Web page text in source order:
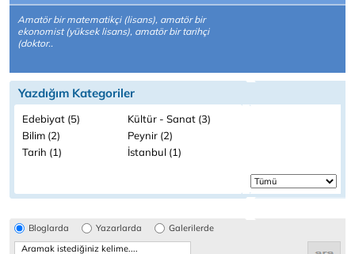
Amatör bir matematikçi (lisans), amatör bir
ekonomist (yüksek lisans), amatör bir tarihçi
(doktor..
Yazdığım Kategoriler
Edebiyat (5)
Kültür - Sanat (3)
Bilim (2)
Peynir (2)
Tarih (1)
İstanbul (1)
Bloglarda Yazarlarda Galerilerde